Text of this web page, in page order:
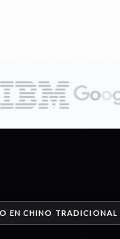
EN CHINO TRADICIONAL